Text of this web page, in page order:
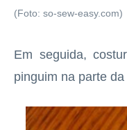
(Foto: so-sew-easy.com)
Em seguida,
pinguim na parte da